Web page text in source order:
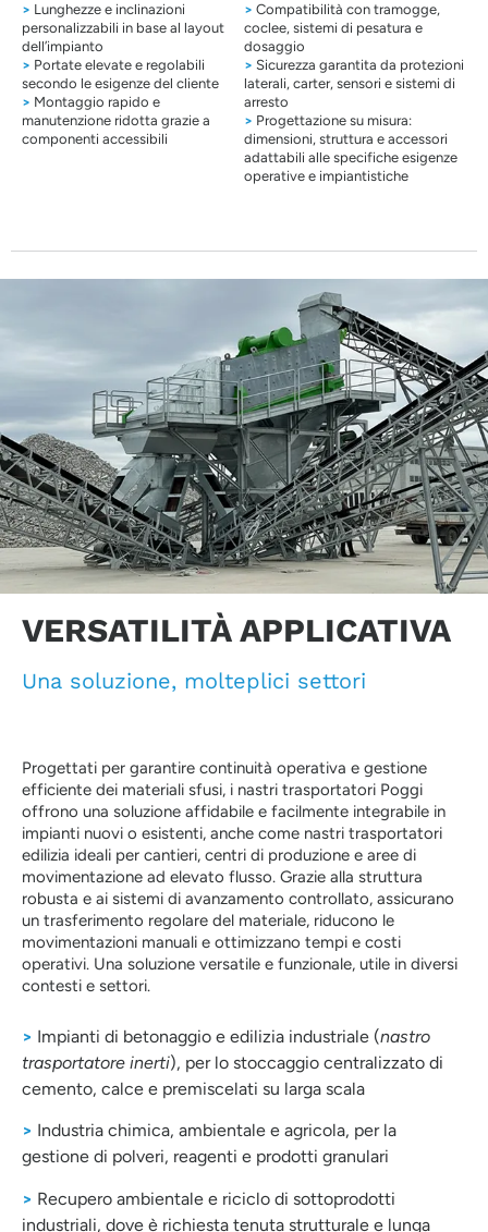
> Lunghezze e inclinazioni
personalizzabili in base al layout
dell’impianto
> Portate elevate e regolabili
secondo le esigenze del cliente
> Montaggio rapido e
manutenzione ridotta grazie a
componenti accessibili
> Compatibilità con tramogge,
coclee, sistemi di pesatura e
dosaggio
> Sicurezza garantita da protezioni
laterali, carter, sensori e sistemi di
arresto
> Progettazione su misura:
dimensioni, struttura e accessori
adattabili alle specifiche esigenze
operative e impiantistiche
VERSATILITÀ APPLICATIVA
Una soluzione, molteplici settori
Progettati per garantire continuità operativa e gestione
efficiente dei materiali sfusi, i nastri trasportatori Poggi
offrono una soluzione affidabile e facilmente integrabile in
impianti nuovi o esistenti, anche come nastri trasportatori
edilizia ideali per cantieri, centri di produzione e aree di
movimentazione ad elevato flusso. Grazie alla struttura
robusta e ai sistemi di avanzamento controllato, assicurano
un trasferimento regolare del materiale, riducono le
movimentazioni manuali e ottimizzano tempi e costi
operativi. Una soluzione versatile e funzionale, utile in diversi
contesti e settori.
> Impianti di betonaggio e edilizia industriale (nastro
trasportatore inerti), per lo stoccaggio centralizzato di
cemento, calce e premiscelati su larga scala
> Industria chimica, ambientale e agricola, per la
gestione di polveri, reagenti e prodotti granulari
> Recupero ambientale e riciclo di sottoprodotti
industriali, dove è richiesta tenuta strutturale e lunga